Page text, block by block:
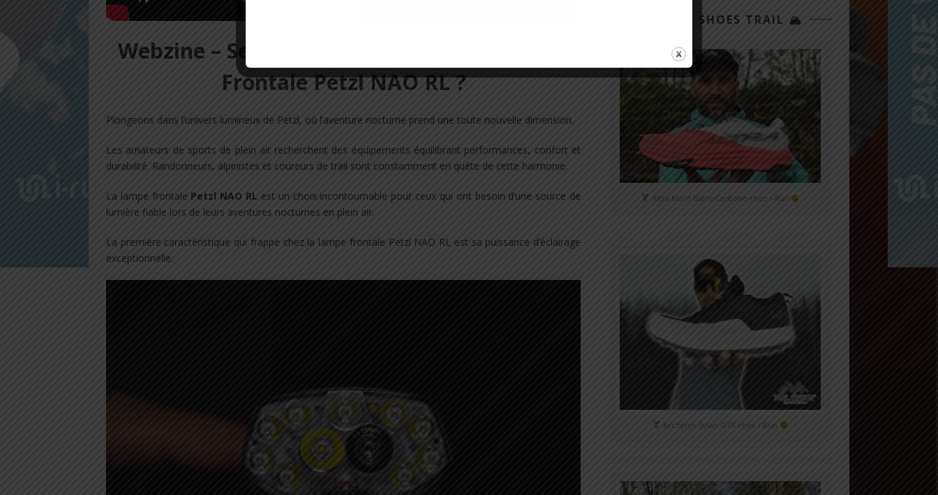
Webzine – Serge vous dit pourquoi choisir la
Frontale Petzl NAO RL ?
Plongeons dans l’univers lumineux de Petzl, où l’aventure nocturne prend une toute nouvelle dimension.
Les amateurs de sports de plein air recherchent des équipements équilibrant performances, confort et
durabilité. Randonneurs, alpinistes et coureurs de trail sont constamment en quête de cette harmonie.
La lampe frontale Petzl NAO RL est un choix incontournable pour ceux qui ont besoin d’une source de
lumière fiable lors de leurs aventures nocturnes en plein air.
La première caractéristique qui frappe chez la lampe frontale Petzl NAO RL est sa puissance d’éclairage
exceptionnelle.
TOP 3 SHOES TRAIL 🏔
Altra Mont Blanc Carbone chez i-Run
Arc'teryx Sylan GTX chez i-Run